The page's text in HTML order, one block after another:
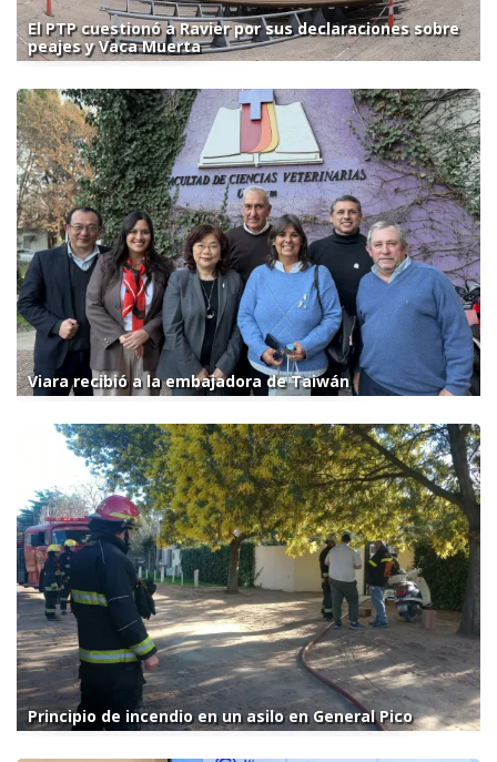
El PTP cuestionó a Ravier por sus declaraciones sobre
peajes y Vaca Muerta
Viara recibió a la embajadora de Taiwán
Principio de incendio en un asilo en General Pico